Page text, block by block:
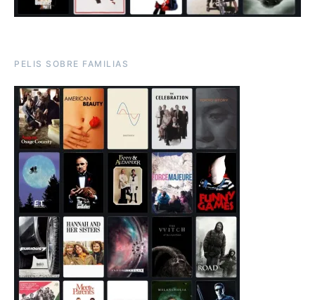
PELIS SOBRE FAMILIAS